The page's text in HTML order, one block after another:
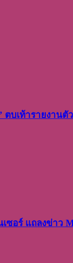
ตบเท้ารายงานตั
ซอร์ แถลงข่าว